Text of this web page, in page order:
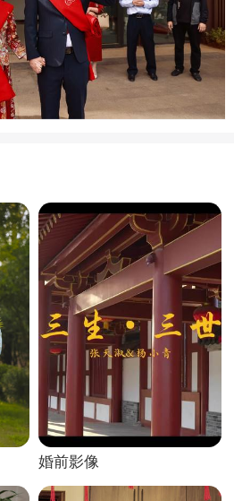
婚前影像